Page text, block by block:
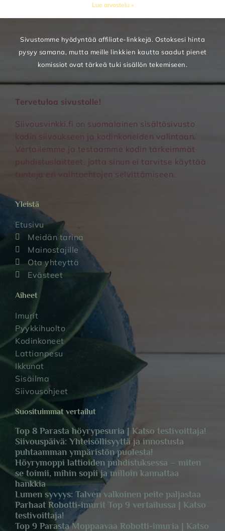
Lue arvostelu »
Sivustomme hyödyntää affiliate-linkkejä. Ostoksesi hinta
pysyy samana, mutta meille linkkien kautta saadut pienet
komissiot ovat tärkeä tuki sisällön tekemiseen.
Tervetuloa sivustolle!
Siivousvinkki.fi on suomalainen sisältösivusto
kodin siivoukseen ja kodinkoneiden valintaan.
Vertailemme ja testaamme kodin tärkeimmät
puhdistuslaitteet, jotta sinun ei tarvitse käyttää
tunteja eri vaihtoehtojen selvittämiseen.
Yleistä
Etusivu
Meidän tarina
Mainostajille
Ota yhteyttä
Evästeet
Aiheet
Imurit
Pyykkihuolto
Kodinkoneet
Lattianpesu
Ikkunat
Sisäilma
Siivousohjeet
Suosituimmat vertailut
Top 8 Parasta höyrypesuria | Katso testivoittaja!
Siivouspäivä: Yhteisöllisyyttä ja innostusta
puhtaamman ympäristön puolesta!
Höyrymoppi lattioiden puhdistuksessa – miten
se toimii, mihin sopii ja milloin kannattaa
hankkia
Lumen syvyys: Talven valkoinen peite paljastaa
Parhaat Robotti-imurit Top 9 vertailussa | Katso
testivoittaja!
Top 9 Parasta Moppaavaa Robotti-imuria | Katso